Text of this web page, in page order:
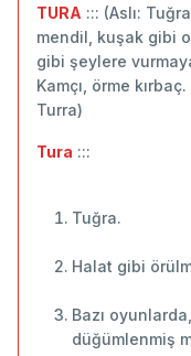
TURA ::: (Aslı:
mendil, kuşak gibi
gibi şeylere
Kamçı, örme
Turra)
Tura :::
Tuğra.
Halat gibi
Bazı
düğümlenmiş